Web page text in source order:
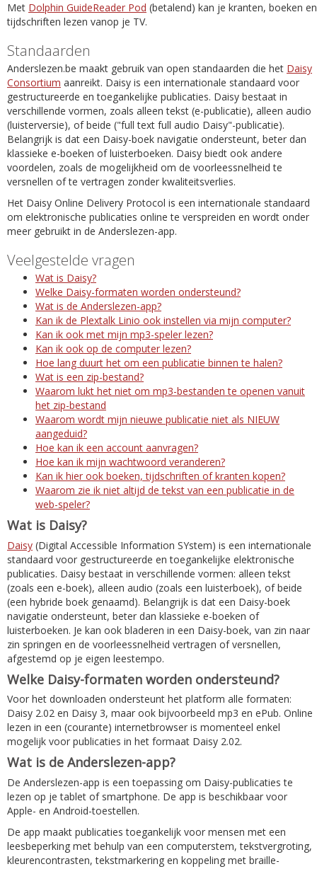
Met Dolphin GuideReader Pod (betalend) kan je kranten, boeken en
tijdschriften lezen vanop je TV.
Standaarden
Anderslezen.be maakt gebruik van open standaarden die het Daisy
Consortium aanreikt. Daisy is een internationale standaard voor
gestructureerde en toegankelijke publicaties. Daisy bestaat in
verschillende vormen, zoals alleen tekst (e-publicatie), alleen audio
(luisterversie), of beide ("full text full audio Daisy"-publicatie).
Belangrijk is dat een Daisy-boek navigatie ondersteunt, beter dan
klassieke e-boeken of luisterboeken. Daisy biedt ook andere
voordelen, zoals de mogelijkheid om de voorleessnelheid te
versnellen of te vertragen zonder kwaliteitsverlies.
Het Daisy Online Delivery Protocol is een internationale standaard
om elektronische publicaties online te verspreiden en wordt onder
meer gebruikt in de Anderslezen-app.
Veelgestelde vragen
Wat is Daisy?
Welke Daisy-formaten worden ondersteund?
Wat is de Anderslezen-app?
Kan ik de Plextalk Linio ook instellen via mijn computer?
Kan ik ook met mijn mp3-speler lezen?
Kan ik ook op de computer lezen?
Hoe lang duurt het om een publicatie binnen te halen?
Wat is een zip-bestand?
Waarom lukt het niet om mp3-bestanden te openen vanuit
het zip-bestand
Waarom wordt mijn nieuwe publicatie niet als NIEUW
aangeduid?
Hoe kan ik een account aanvragen?
Hoe kan ik mijn wachtwoord veranderen?
Kan ik hier ook boeken, tijdschriften of kranten kopen?
Waarom zie ik niet altijd de tekst van een publicatie in de
web-speler?
Wat is Daisy?
Daisy (Digital Accessible Information SYstem) is een internationale
standaard voor gestructureerde en toegankelijke elektronische
publicaties. Daisy bestaat in verschillende vormen: alleen tekst
(zoals een e-boek), alleen audio (zoals een luisterboek), of beide
(een hybride boek genaamd). Belangrijk is dat een Daisy-boek
navigatie ondersteunt, beter dan klassieke e-boeken of
luisterboeken. Je kan ook bladeren in een Daisy-boek, van zin naar
zin springen en de voorleessnelheid vertragen of versnellen,
afgestemd op je eigen leestempo.
Welke Daisy-formaten worden ondersteund?
Voor het downloaden ondersteunt het platform alle formaten:
Daisy 2.02 en Daisy 3, maar ook bijvoorbeeld mp3 en ePub. Online
lezen in een (courante) internetbrowser is momenteel enkel
mogelijk voor publicaties in het formaat Daisy 2.02.
Wat is de Anderslezen-app?
De Anderslezen-app is een toepassing om Daisy-publicaties te
lezen op je tablet of smartphone. De app is beschikbaar voor
Apple- en Android-toestellen.
De app maakt publicaties toegankelijk voor mensen met een
leesbeperking met behulp van een computerstem, tekstvergroting,
kleurencontrasten, tekstmarkering en koppeling met braille-